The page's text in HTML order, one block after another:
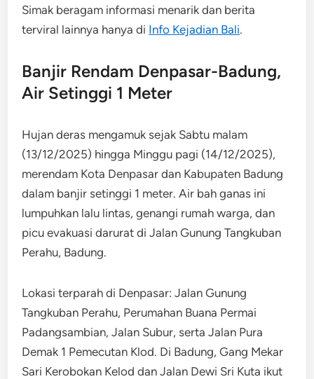
Simak beragam informasi menarik dan berita
terviral lainnya hanya di Info Kejadian Bali.
Banjir Rendam Denpasar-Badung,
Air Setinggi 1 Meter
Hujan deras mengamuk sejak Sabtu malam
(13/12/2025) hingga Minggu pagi (14/12/2025),
merendam Kota Denpasar dan Kabupaten Badung
dalam banjir setinggi 1 meter. Air bah ganas ini
lumpuhkan lalu lintas, genangi rumah warga, dan
picu evakuasi darurat di Jalan Gunung Tangkuban
Perahu, Badung.
Lokasi terparah di Denpasar: Jalan Gunung
Tangkuban Perahu, Perumahan Buana Permai
Padangsambian, Jalan Subur, serta Jalan Pura
Demak 1 Pemecutan Klod. Di Badung, Gang Mekar
Sari Kerobokan Kelod dan Jalan Dewi Sri Kuta ikut